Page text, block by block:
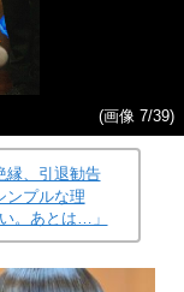
(画像 7/39)
縁、引退勧告
ンプルな理
。あとは…」